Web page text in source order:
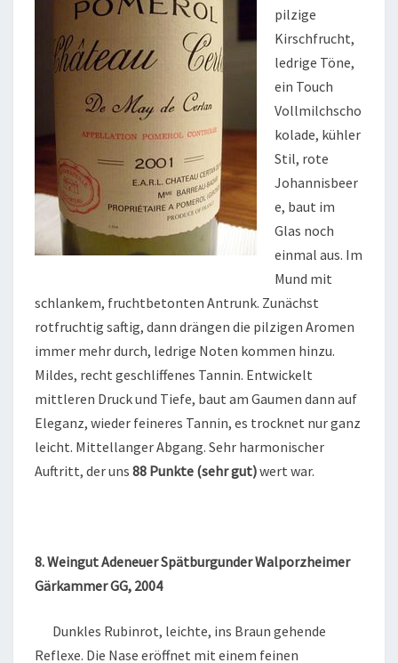
pilzige
Kirschfrucht,
ledrige Töne,
ein Touch
Vollmilchscho
kolade, kühler
Stil, rote
Johannisbeer
e, baut im
Glas noch
einmal aus. Im
Mund mit
schlankem, fruchtbetonten Antrunk. Zunächst
rotfruchtig saftig, dann drängen die pilzigen Aromen
immer mehr durch, ledrige Noten kommen hinzu.
Mildes, recht geschliffenes Tannin. Entwickelt
mittleren Druck und Tiefe, baut am Gaumen dann auf
Eleganz, wieder feineres Tannin, es trocknet nur ganz
leicht. Mittellanger Abgang. Sehr harmonischer
Auftritt, der uns 88 Punkte (sehr gut)wert war.
8. Weingut Adeneuer Spätburgunder Walporzheimer
Gärkammer GG, 2004
Dunkles Rubinrot, leichte, ins Braun gehende
Reflexe. Die Nase eröffnet mit einem feinen